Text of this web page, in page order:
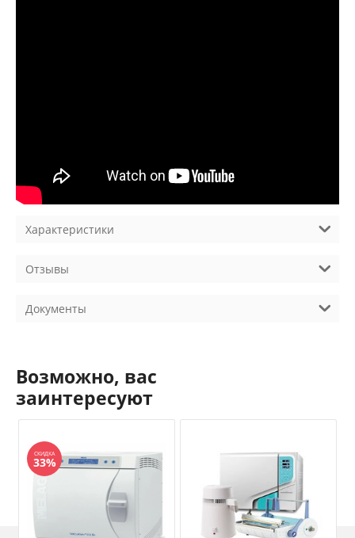
Характеристики
Отзывы
Документы
Возможно, вас
заинтересуют
СКИДКА
33%